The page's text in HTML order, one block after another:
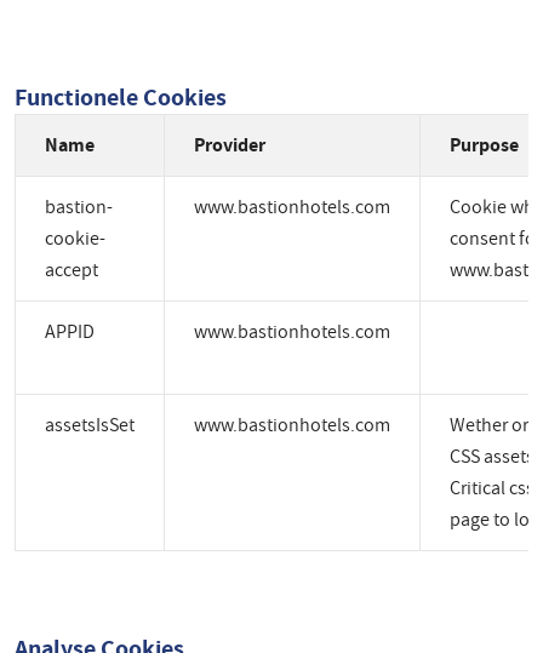
Functionele Cookies
Name Provider Purpose
bastion-
cookie-
accept
www.bastionhotels.com
Cookie
consent for
APPID www.bastionhotels.com
assetsIsSet www.bastionhotels.com
Wether or
CSS assets
Critical css
page to